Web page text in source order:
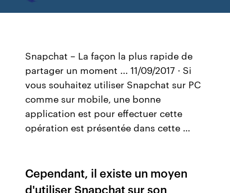
Snapchat – La façon la plus rapide de
partager un moment ... 11/09/2017 · Si
vous souhaitez utiliser Snapchat sur PC
comme sur mobile, une bonne
application est pour effectuer cette
opération est présentée dans cette …
Cependant, il existe un moyen
d'utiliser Snapchat sur son